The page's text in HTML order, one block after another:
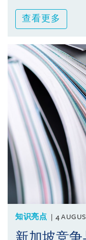
查看更多
知识亮点 4
新加坡竞